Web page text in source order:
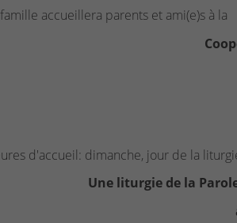
accueillera parents et ami(e)s à la
d'accueil: dimanche, jour de la
Une liturgie de la